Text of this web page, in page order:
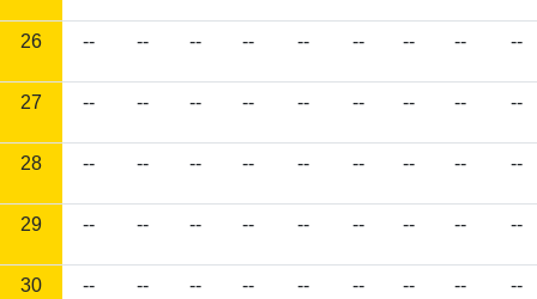
26 -- -- -- -- -- -- -- -- --
27 -- -- -- -- -- -- -- -- --
28 -- -- -- -- -- -- -- -- --
29 -- -- -- -- -- -- -- -- --
30 -- -- -- -- -- -- -- -- --